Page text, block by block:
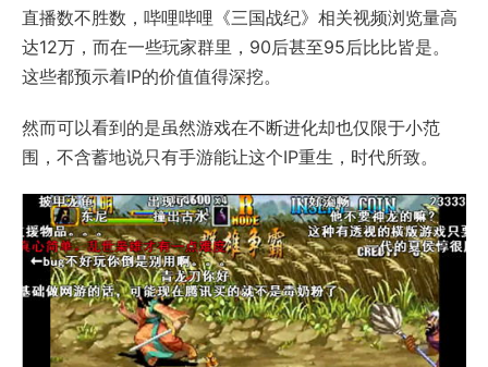
直播数不胜数，哔哩哔哩《三国战纪》相关视频浏览量高
达12万，而在一些玩家群里，90后甚至95后比比皆是。
这些都预示着IP的价值值得深挖。
然而可以看到的是虽然游戏在不断进化却也仅限于小范
围，不含蓄地说只有手游能让这个IP重生，时代所致。